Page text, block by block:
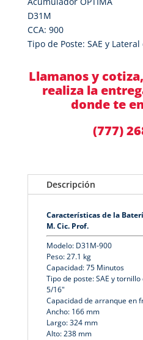
D31M
CCA: 900
Tipo de Poste: SAE y
Llamanos y
realiza la
donde te
(777)
Descripción
Características de la
M. Cic. Prof.
Modelo: D31M-900
Peso: 27.1 kg
Capacidad: 75 Minutos
Tipo de poste: SAE y
5/16"
Capacidad de arranque en
Ancho: 166 mm
Largo: 324 mm
Alto: 238 mm